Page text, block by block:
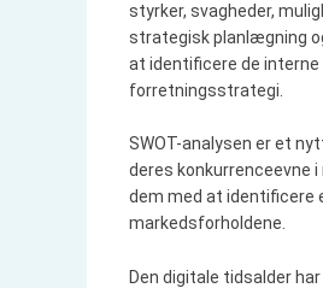
styrker, svagheder,
strategisk planlægning
at identificere de interne
forretningsstrategi.
SWOT-analysen er et
deres konkurrenceevne
dem med at identificere
markedsforholdene.
Den digitale tidsalder